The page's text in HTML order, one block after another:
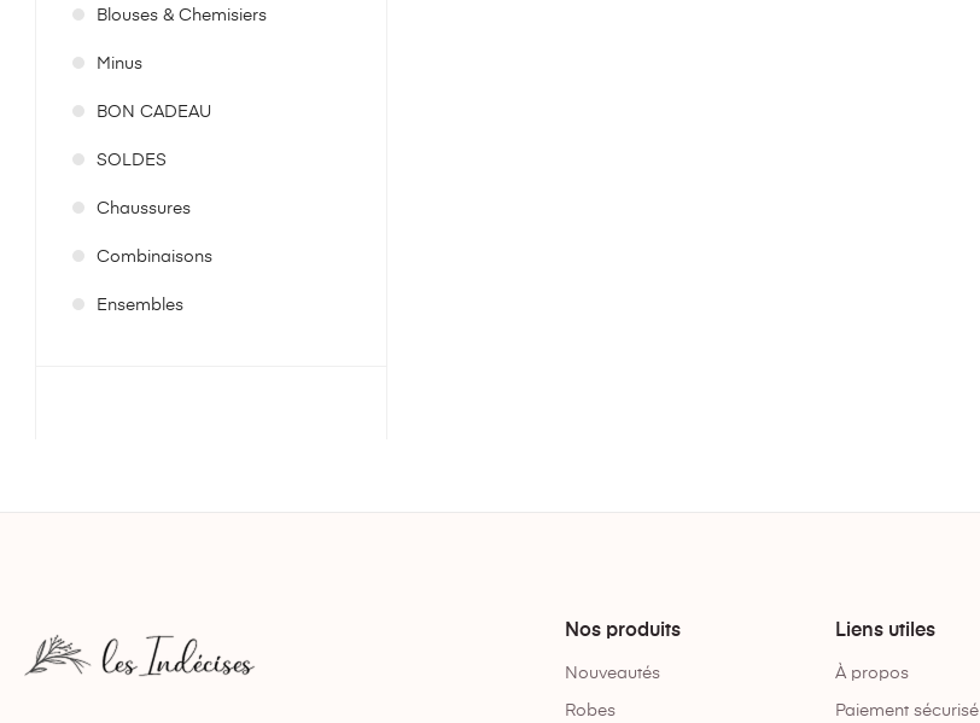
Blouses & Chemisiers
Minus
BON CADEAU
SOLDES
Chaussures
Combinaisons
Ensembles
Nos produits
Nouveautés
Robes
Liens utiles
À propos
Paiement sécurisé